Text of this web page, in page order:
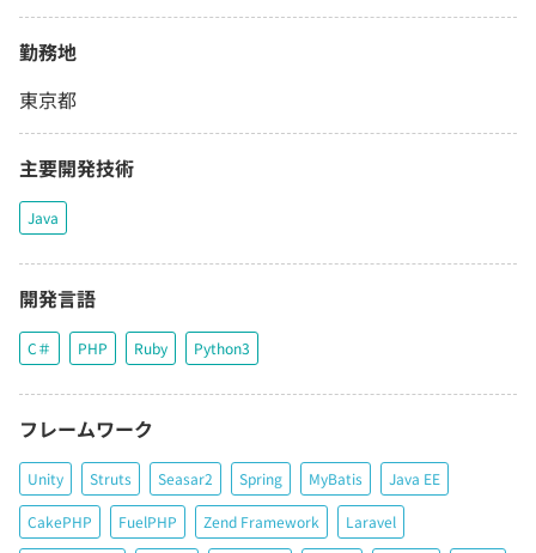
勤務地
東京都
主要開発技術
Java
開発言語
C＃ PHP Ruby Python3
フレームワーク
Unity Struts Seasar2 Spring MyBatis Java EE
CakePHP FuelPHP Zend Framework Laravel